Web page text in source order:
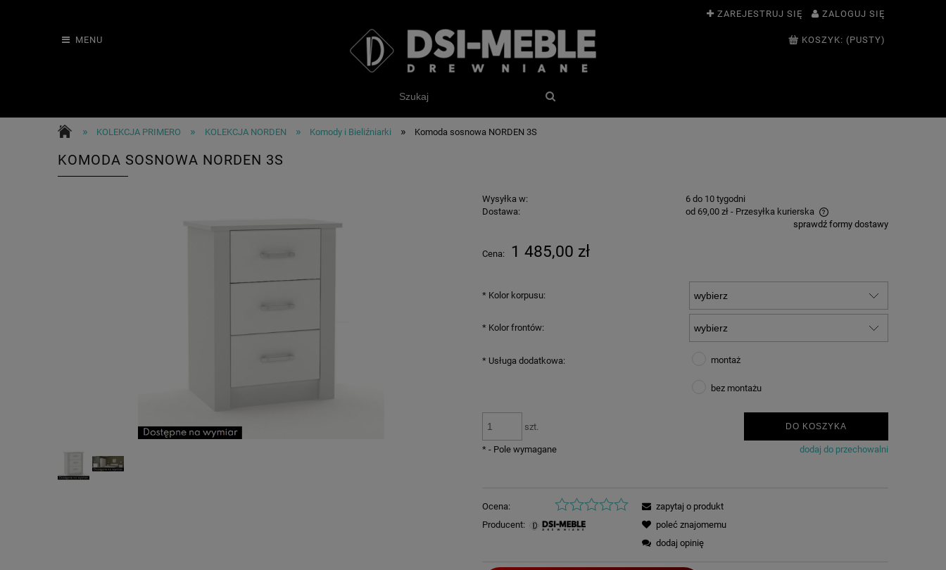
ZAREJESTRUJ SIĘ ZALOGUJ SIĘ
MENU KOSZYK: (PUSTY)
» KOLEKCJA PRIMERO » KOLEKCJA NORDEN » Komody i Bieliźniarki » Komoda sosnowa NORDEN 3S
KOMODA SOSNOWA NORDEN 3S
Wysyłka w:
6 do 10 tygodni
Dostawa:
od 69,00 zł - Przesyłka kurierska
sprawdź formy dostawy
Cena: 1 485,00 zł
*Kolor korpusu:
*Kolor frontów:
*Usługa dodatkowa: montaż
bez montażu
szt. DO KOSZYKA
dodaj do przechowalni
*- Pole wymagane
Ocena:
Producent:
zapytaj o produkt
poleć znajomemu
dodaj opinię